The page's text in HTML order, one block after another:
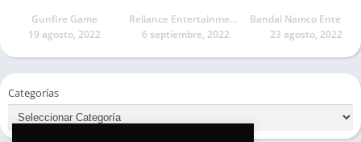
Gunfire Game
19 agosto, 2022
Reliance Entertainment Studios UK Pvt Ltd
6 septiembre, 2022
23 agosto, 2022
Categorías